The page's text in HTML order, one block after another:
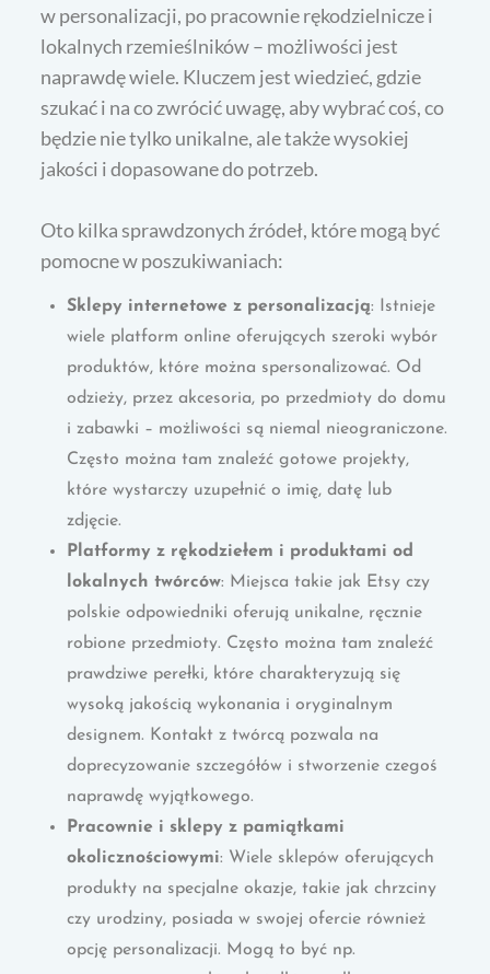
w personalizacji, po pracownie rękodzielnicze i
lokalnych rzemieślników – możliwości jest
naprawdę wiele. Kluczem jest wiedzieć, gdzie
szukać i na co zwrócić uwagę, aby wybrać coś, co
będzie nie tylko unikalne, ale także wysokiej
jakości i dopasowane do potrzeb.
Oto kilka sprawdzonych źródeł, które mogą być
pomocne w poszukiwaniach:
Sklepy internetowe z personalizacją: Istnieje
wiele platform online oferujących szeroki wybór
produktów, które można spersonalizować. Od
odzieży, przez akcesoria, po przedmioty do domu
i zabawki – możliwości są niemal nieograniczone.
Często można tam znaleźć gotowe projekty,
które wystarczy uzupełnić o imię, datę lub
zdjęcie.
Platformy z rękodziełem i produktami od
lokalnych twórców: Miejsca takie jak Etsy czy
polskie odpowiedniki oferują unikalne, ręcznie
robione przedmioty. Często można tam znaleźć
prawdziwe perełki, które charakteryzują się
wysoką jakością wykonania i oryginalnym
designem. Kontakt z twórcą pozwala na
doprecyzowanie szczegółów i stworzenie czegoś
naprawdę wyjątkowego.
Pracownie i sklepy z pamiątkami
okolicznościowymi: Wiele sklepów oferujących
produkty na specjalne okazje, takie jak chrzciny
czy urodziny, posiada w swojej ofercie również
opcję personalizacji. Mogą to być np.